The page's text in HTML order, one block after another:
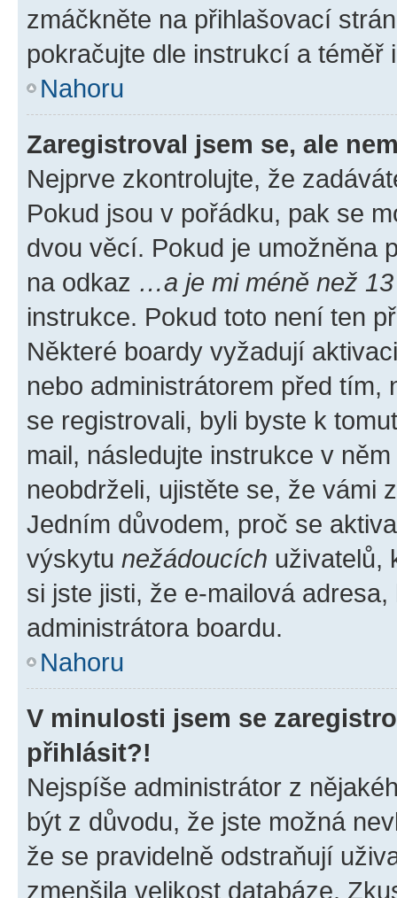
zmáčkněte na přihlašovací
pokračujte dle instrukcí a téměř
Nahoru
Zaregistroval jsem se, ale
Nejprve zkontrolujte, že
Pokud jsou v pořádku, pak se
dvou věcí. Pokud je umožněna
na odkaz …a je mi méně než
instrukce. Pokud toto není ten
Některé boardy vyžadují
nebo administrátorem před tím,
se registrovali, byli byste k
mail, následujte instrukce v
neobdrželi, ujistěte se, že vámi
Jedním důvodem, proč se
výskytu nežádoucích uživatelů,
si jste jisti, že e-mailová
administrátora boardu.
Nahoru
V minulosti jsem se
přihlásit?!
Nejspíše administrátor z
být z důvodu, že jste možná
že se pravidelně odstraňují
zmenšila velikost databáze.